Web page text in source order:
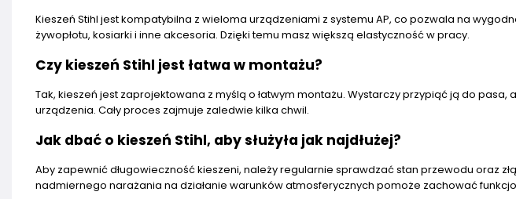
Kieszeń Stihl jest kompatybilna z wieloma urządzeniami z systemu AP, co pozwala na
żywopłotu, kosiarki i inne akcesoria. Dzięki temu masz większą elastyczność w pracy.
Czy kieszeń Stihl jest łatwa w montażu?
Tak, kieszeń jest zaprojektowana z myślą o łatwym montażu. Wystarczy przypiąć ją do
urządzenia. Cały proces zajmuje zaledwie kilka chwil.
Jak dbać o kieszeń Stihl, aby służyła jak najdłużej?
Aby zapewnić długowieczność kieszeni, należy regularnie sprawdzać stan przewodu oraz
nadmiernego narażania na działanie warunków atmosferycznych pomoże zachować